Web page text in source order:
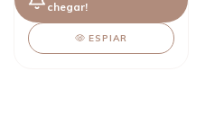
chegar!
ESPIAR